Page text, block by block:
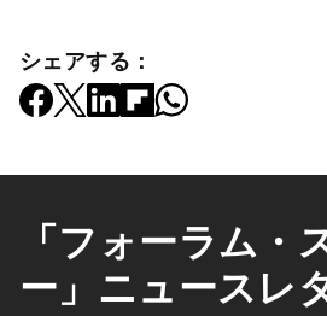
シェアする：
「フォーラム・
ー」ニュースレ